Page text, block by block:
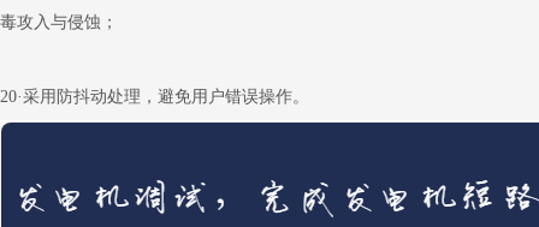
毒攻入与侵蚀；
20·采用防抖动处理，避免用户错误操作。